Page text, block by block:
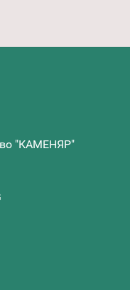
"КАМЕНЯР"